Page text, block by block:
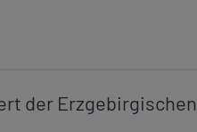
der Erzgebirgischen